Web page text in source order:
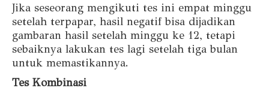
Jika seseorang mengikuti tes ini empat minggu
setelah terpapar, hasil negatif bisa dijadikan
gambaran hasil setelah minggu ke 12, tetapi
sebaiknya lakukan tes lagi setelah tiga bulan
untuk memastikannya.
Tes Kombinasi